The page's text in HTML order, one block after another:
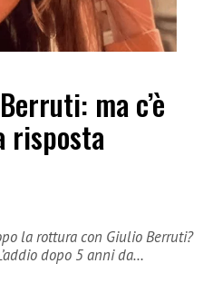
ma c’è
risposta
la rottura con Giulio Berruti?
dopo 5 anni da…